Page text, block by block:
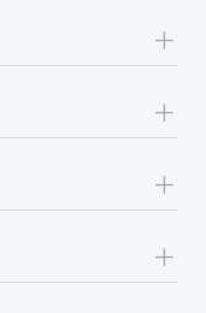
+
+
+
+